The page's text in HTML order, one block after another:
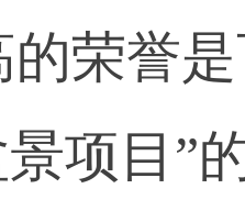
荣誉
景项目”